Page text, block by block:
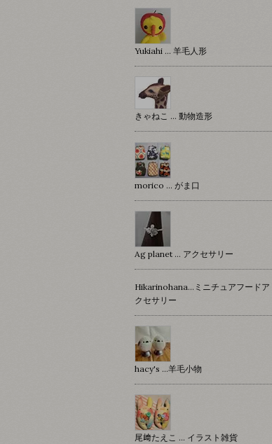
Yukiahi … 羊毛人形
きゃねこ … 動物造形
morico … がま口
Ag planet … アクセサリー
Hikarinohana…ミニチュアフードア
クセサリー
hacy's …羊毛小物
尾﨑たえこ … イラスト雑貨